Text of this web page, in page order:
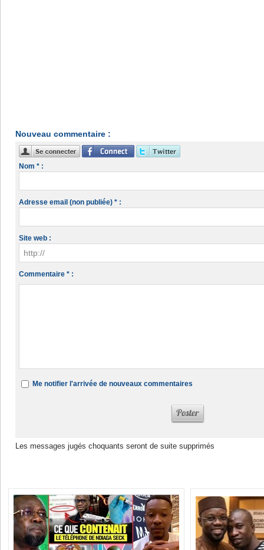
Nouveau commentaire :
Nom * :
Adresse email (non publiée) * :
Site web :
Commentaire * :
Me notifier l'arrivée de nouveaux commentaires
Les messages jugés choquants seront de suite supprimés